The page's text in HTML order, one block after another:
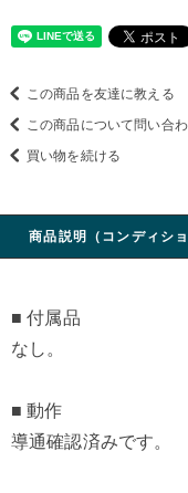
この商品を友達に教える
この商品について問い合
買い物を続ける
商品説明（コンディショ
■ 付属品
なし。
■ 動作
導通確認済みです。